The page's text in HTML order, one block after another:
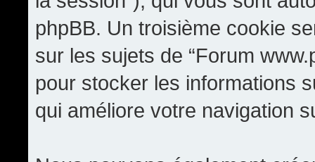
phpBB. Un troisième cookie
sur les sujets de “Forum
pour stocker les informations
qui améliore votre navigation